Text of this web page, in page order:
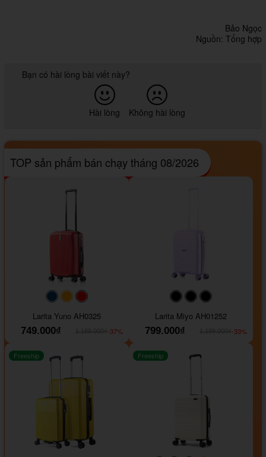
Bảo Ngọc
Nguồn: Tổng hợp
Bạn có hài lòng bài viết này?
Hài lòng Không hài lòng
TOP sản phẩm bán chạy tháng 08/2026
#093f69#ffa500
Larita Yuno AH0325
749.000₫
-37%
#000000#000000
Larita Miyo AH01252
799.000₫
-33%
Freeship Freeship